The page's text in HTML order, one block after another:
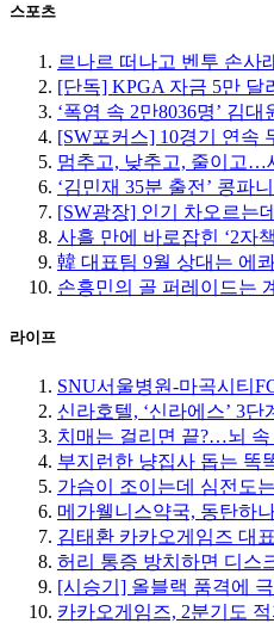
스포츠
르나르 떠나고 벤투 손사
[단독] KPGA 자금 5만 달
‘폭염 속 2만8036명’ 김
[SW포커스] 10경기 연속
멈추고, 낮추고, 줄이고…
‘김민재 35분 출전’ 콩파
[SW광장] 인기 차오르는
사흘 만에 바로잡힌 ‘2자
韓 대표팀 9월 상대는 에
손흥민의 골 퍼레이드는
라이프
SNU서울병원-마곡시티
신라호텔, ‘신라에스’ 3
치매는 걸리면 끝?…뇌
부지런한 냥집사 돕는 똑
가슴이 조이는데 심전도
메가웰니스약국, 동탄하
김태환 카카오게임즈 대
허리 통증 방치하면 디스
[시승기] 올블랙 품격에
카카오게임즈, 2분기도